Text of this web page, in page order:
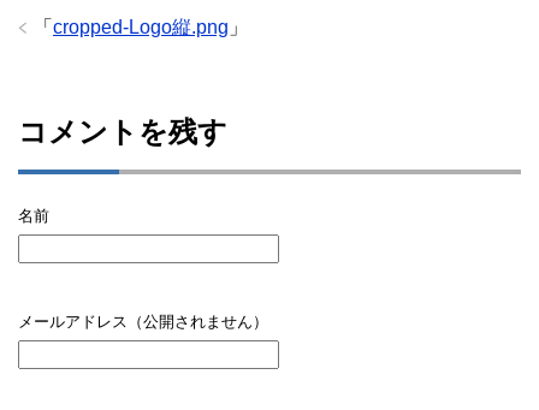
「 cropped-Logo縦.png 」
コメントを残す
名前
メールアドレス（公開されません）